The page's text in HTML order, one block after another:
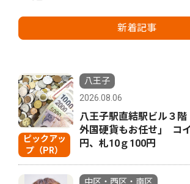
新着記事
ピックアッ
プ（PR）
八王子
2026.08.06
八王子駅直結駅ビル３
外国硬貨もお任せ｣ コ
円、札10ｇ100円
中区・西区・南区